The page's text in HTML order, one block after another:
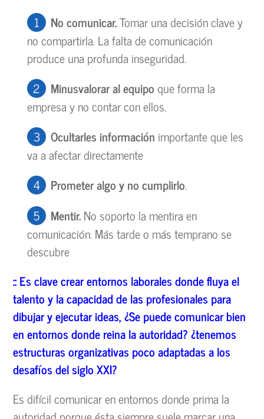
No comunicar.Tomar una decisión clave y
no compartirla. La falta de comunicación
produce una profunda inseguridad.
Minusvalorar al equipoque forma la
empresa y no contar con ellos.
Ocultarles información importante que les
va a afectar directamente
Prometer algo y no cumplirlo.
Mentir.No soporto la mentira en
comunicación. Más tarde o más temprano se
descubre
:: Es clave crear entornos laborales donde fluya el
talento y la capacidad de las profesionales para
dibujar y ejecutar ideas,¿Se puede comunicar bien
en entornos donde reina la autoridad?¿tenemos
estructuras organizativas poco adaptadas a los
desafíos del siglo XXI?
Es difícil comunicar en entornos donde prima la